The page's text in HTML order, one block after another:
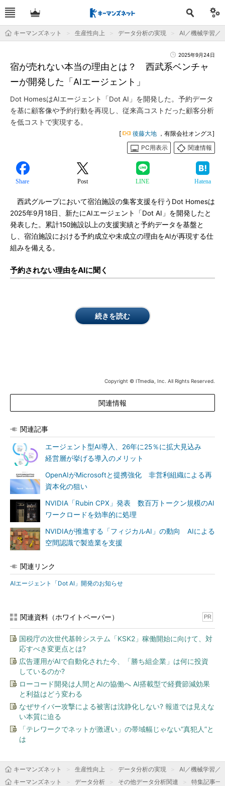
キーマンズネット 生産性向上 データ分析の実現 AI／機械学習／
2025年9月24日
宿が売れない本当の理由とは？ 西武系ベンチャ
ーが開発した「AIエージェント」
Dot HomesはAIエージェント「Dot AI」を開発した。予約データ
を基に顧客像や予約行動を再現し、従来高コストだった顧客分析
を低コストで実現する。
[ 後藤大地 ，有限会社オングス]
PC用表示
関連情報
Share Post LINE Hatena
西武グループにおいて宿泊施設の集客支援を行うDot Homesは
2025年9月18日、新たにAIエージェント「Dot AI」を開発したと
発表した。累計150施設以上の支援実績と予約データを基盤と
し、宿泊施設における予約成立や未成立の理由をAIが再現する仕
組みを備える。
予約されない理由をAIに聞く
続きを読む
Copyright © ITmedia, Inc. All Rights Reserved.
関連情報
関連記事
エージェント型AI導入、26年に25％に拡大見込み
経営層が挙げる導入のメリット
OpenAIがMicrosoftと提携強化 非営利組織による再
資本化の狙い
NVIDIA「Rubin CPX」発表 数百万トークン規模のAI
ワークロードを効率的に処理
NVIDIAが推進する「フィジカルAI」の動向 AIによる
空間認識で製造業を支援
関連リンク
AIエージェント「Dot AI」開発のお知らせ
関連資料（ホワイトペーパー） PR
国税庁の次世代基幹システム「KSK2」稼働開始に向けて、対
応すべき変更点とは?
広告運用がAIで自動化された今、「勝ち組企業」は何に投資
しているのか?
ローコード開発は人間とAIの協働へ AI搭載型で経費節減効果
と利益はどう変わる
なぜサイバー攻撃による被害は沈静化しない? 報道では見えな
い本質に迫る
「テレワークでネットが激遅い」の帯域幅じゃない“真犯人”と
は
キーマンズネット 生産性向上 データ分析の実現
AI／機械学習／
キーマンズネット
データ分析 その他データ分析関連 特集記事一